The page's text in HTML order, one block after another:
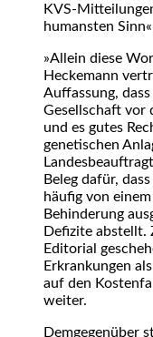
KVS-
humansten
»Allein diese
Heckemann
Auffassung,
Gesellschaft vor
und es gutes
genetischen
Beleg dafür,
häufig von
Behinderung
Defizite abstellt.
Editorial
Erkrankungen
auf den
weiter.
Demgegenüber